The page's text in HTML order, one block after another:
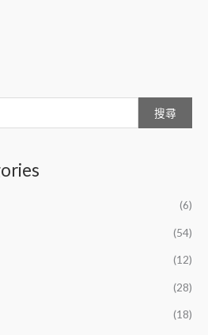
搜尋
(6)
(54)
(12)
(28)
(18)